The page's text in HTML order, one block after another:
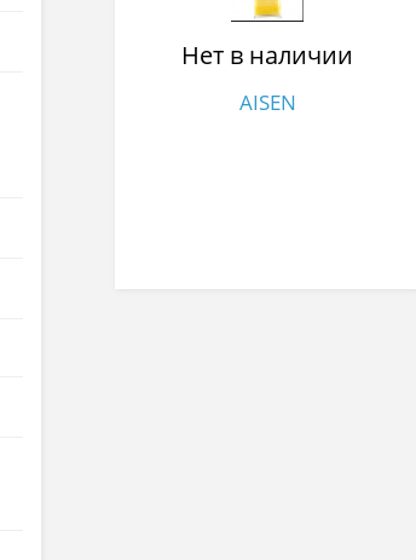
Нет в наличии
AISEN